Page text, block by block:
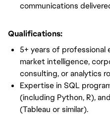
communications
Qualifications:
5+ years of professional
market intelligence,
consulting, or analytics
Expertise in SQL
(including Python, R),
(Tableau or similar).